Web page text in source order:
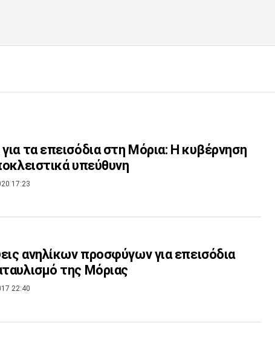
τα επεισόδια στη Μόρια: Η κυβέρνηση
υπεύθυνη
17:23
ανηλίκων προσφύγων για επεισόδια
της Μόριας
22:40